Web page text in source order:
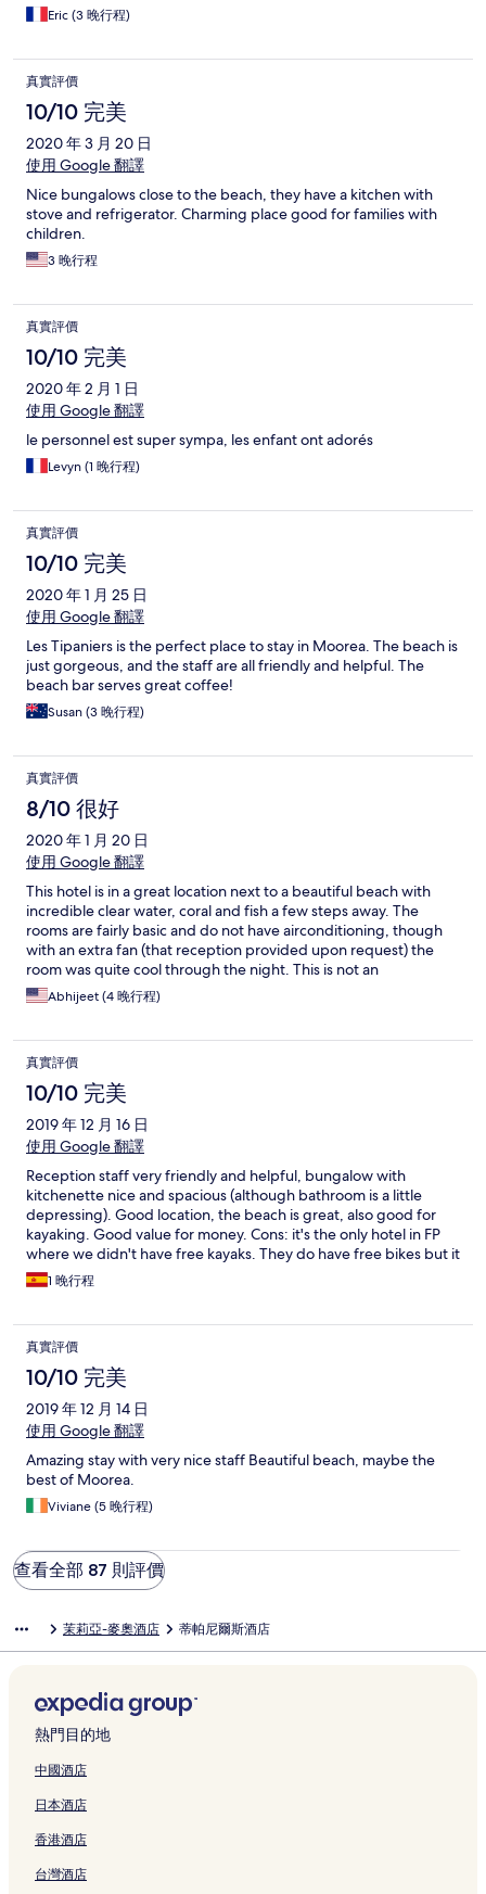
Eric (3 晚行程)
真實評價
10/10 完美
2020 年 3 月 20 日
使用 Google 翻譯
Nice bungalows close to the beach, they have a kitchen with
stove and refrigerator. Charming place good for families with
children.
3 晚行程
真實評價
10/10 完美
2020 年 2 月 1 日
使用 Google 翻譯
le personnel est super sympa, les enfant ont adorés
Levyn (1 晚行程)
真實評價
10/10 完美
2020 年 1 月 25 日
使用 Google 翻譯
Les Tipaniers is the perfect place to stay in Moorea. The beach is
just gorgeous, and the staff are all friendly and helpful. The
beach bar serves great coffee!
Susan (3 晚行程)
真實評價
8/10 很好
2020 年 1 月 20 日
使用 Google 翻譯
This hotel is in a great location next to a beautiful beach with
incredible clear water, coral and fish a few steps away. The
rooms are fairly basic and do not have airconditioning, though
with an extra fan (that reception provided upon request) the
room was quite cool through the night. This is not an
international luxury hotel, though, as indicated by the price, and
we did wonder occasionally if it would have been better to book
more expensive. Be aware that you may have lizards in your
room: on our last night, there were four on the roof beams of
our cottage. The reception is very helpful, they have two good
restaurants on site, and they have useful bicycles available free
of charge to go to nearby shops. Overall, this is a good option to
stay at reasonable cost in Moorea.
Abhijeet (4 晚行程)
真實評價
10/10 完美
2019 年 12 月 16 日
使用 Google 翻譯
Reception staff very friendly and helpful, bungalow with
kitchenette nice and spacious (although bathroom is a little
depressing). Good location, the beach is great, also good for
kayaking. Good value for money. Cons: it's the only hotel in FP
where we didn't have free kayaks. They do have free bikes but it
was too hot for cycling.
1 晚行程
真實評價
10/10 完美
2019 年 12 月 14 日
使用 Google 翻譯
Amazing stay with very nice staff Beautiful beach, maybe the
best of Moorea.
Viviane (5 晚行程)
查看全部 87 則評價
茉莉亞-麥奧酒店 蒂帕尼爾斯酒店
熱門目的地
中國酒店
日本酒店
香港酒店
台灣酒店